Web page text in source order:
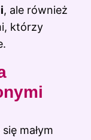
, ale również
którzy
małym